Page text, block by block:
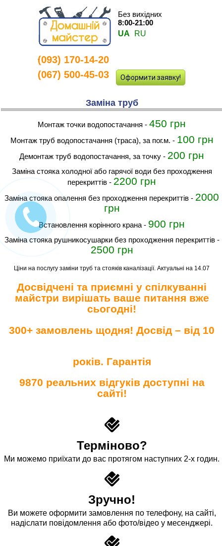
-
Без вихідних
8:00-21:00
UA
RU
(093) 170-14-20
(067) 500-45-03
Оформити заявку!
Заміна труб
монтаж точки водопостачання -450 грн
монтаж труб водопостачання (траса), за пог.м. - 100 грн
демонтаж труб водопостачання, за точку - 200 грн
заміна стояка холодної або гарячої води без проходження
перекриттів - 2200 грн
заміна стояка опалення без проходження перекриттів - 2000
грн
встановлення корінного крана - 900 грн
заміна стояка рушникосушарки без проходження перекриттів -
2500 грн
Ціни на послугу заміни труб та стояків каналізації. Актуальні на 14.07
Досвідчені та приємні у спілкуванні
майстри вирішать ваше питання вже
сьогодні!
300+ замовлень щодня! Досвід – від 10
років. Гарантія
9870 реальних відгуків доступні на
сайті!
Терміново?
Ми можемо приїхати до вас протягом наступних 2-х годин.
Зручно!
Ви можете оформити замовлення по телефону, на сайті,
надіслати повідомлення або фото/відео у месенджері.